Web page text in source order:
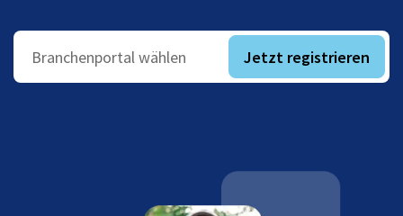
Branchenportal wählen Jetzt registrieren